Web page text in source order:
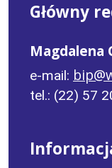
Główny
Magdalena
e-mail:
tel.: (22) 57